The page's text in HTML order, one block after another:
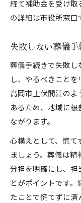
経て補助金を受け取
の詳細は市役所窓口
失敗しない葬儀
葬儀手続きで失敗
し、やるべきこと
高岡市上伏間江の
あるため、地域に
ながります。
心構えとして、慌て
ましょう。葬儀は
分担を明確にし、担
とがポイントです
たことで慌てずに